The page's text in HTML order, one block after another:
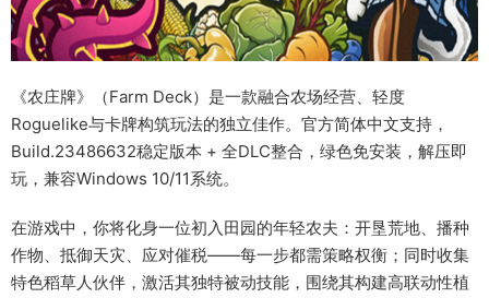
《农庄牌》（Farm Deck）是一款融合农场经营、轻度
Roguelike与卡牌构筑玩法的独立佳作。官方简体中文支持，
Build.23486632稳定版本 + 全DLC整合，绿色免安装，解压即
玩，兼容Windows 10/11系统。
在游戏中，你将化身一位初入田园的年轻农夫：开垦荒地、播种
作物、抵御天灾、应对催税——每一步都需策略权衡；同时收集
特色稻草人伙伴，激活其独特被动技能，围绕其构建高联动性植